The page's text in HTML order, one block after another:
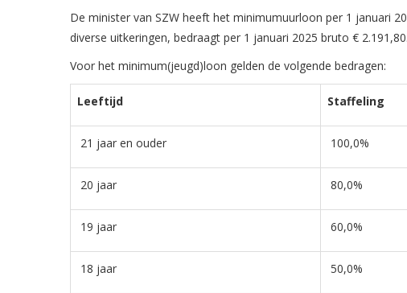
De minister van SZW heeft het minimumuurloon per 1 januari
diverse uitkeringen, bedraagt per 1 januari 2025 bruto € 2.191,80.
Voor het minimum(jeugd)loon gelden de volgende bedragen:
Leeftijd Staffeling
21 jaar en ouder 100,0%
20 jaar 80,0%
19 jaar 60,0%
18 jaar 50,0%